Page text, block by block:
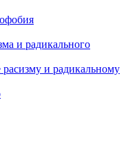
и радикального
и радикальному